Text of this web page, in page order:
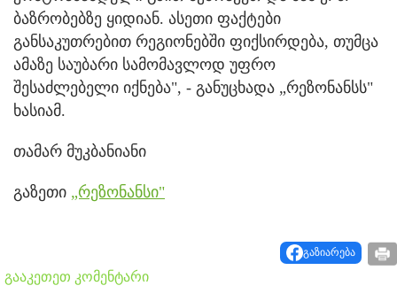
ბაზრობებზე ყიდიან. ასეთი ფაქტები
განსაკუთრებით რეგიონებში ფიქსირდება, თუმცა
ამაზე საუბარი სამომავლოდ უფრო
შესაძლებელი იქნება", - განუცხადა „რეზონანსს"
ხასიამ.
თამარ მუკბანიანი
გაზეთი „რეზონანსი"
გაზიარება
გააკეთეთ კომენტარი